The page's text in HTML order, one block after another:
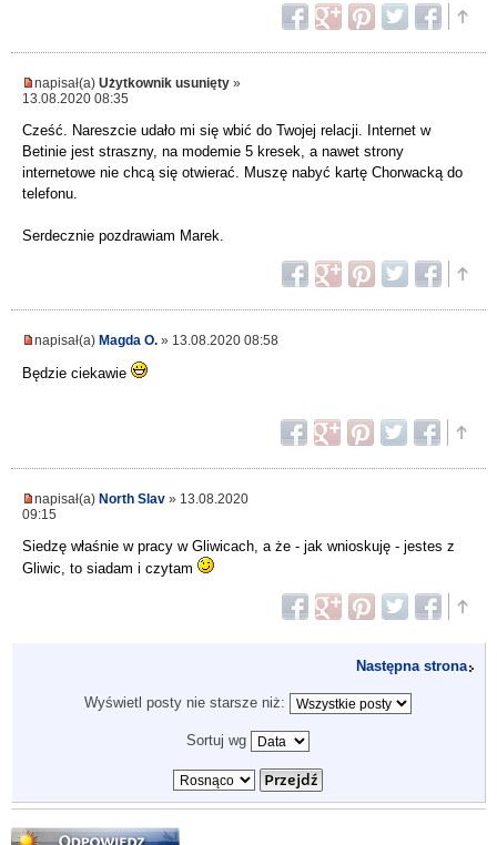
napisał(a) Użytkownik usunięty »
13.08.2020 08:35
Cześć. Nareszcie udało mi się wbić do Twojej relacji. Internet w
Betinie jest straszny, na modemie 5 kresek, a nawet strony
internetowe nie chcą się otwierać. Muszę nabyć kartę Chorwacką do
telefonu.
Serdecznie pozdrawiam Marek.
napisał(a) Magda O. » 13.08.2020 08:58
Będzie ciekawie
napisał(a) North Slav » 13.08.2020
09:15
Siedzę właśnie w pracy w Gliwicach, a że - jak wnioskuję - jestes z
Gliwic, to siadam i czytam
Następna strona
Wyświetl posty nie starsze niż:
Sortuj wg
Odpowiedz